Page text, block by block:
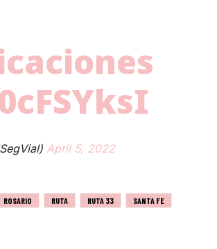
April 5, 2022
ROSARIO RUTA RUTA 33
SANTA FE